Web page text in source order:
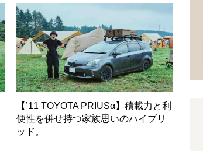
【’11 TOYOTA PRIUSα】積載力と利
便性を併せ持つ家族思いのハイブリ
ッド。